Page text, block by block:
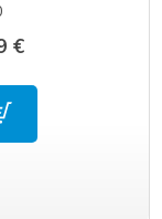
€